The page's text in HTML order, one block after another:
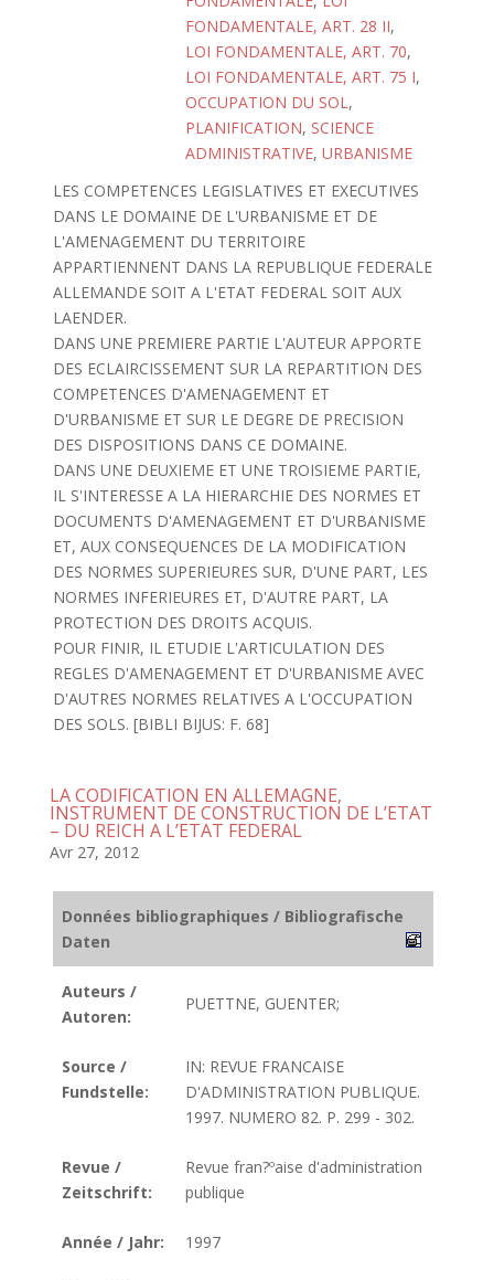
FONDAMENTALE, ART. 28 II,
LOI FONDAMENTALE, ART. 70,
LOI FONDAMENTALE, ART. 75 I,
OCCUPATION DU SOL,
PLANIFICATION, SCIENCE
ADMINISTRATIVE, URBANISME
LES COMPETENCES LEGISLATIVES ET EXECUTIVES
DANS LE DOMAINE DE L'URBANISME ET DE
L'AMENAGEMENT DU TERRITOIRE
APPARTIENNENT DANS LA REPUBLIQUE FEDERALE
ALLEMANDE SOIT A L'ETAT FEDERAL SOIT AUX
LAENDER.
DANS UNE PREMIERE PARTIE L'AUTEUR APPORTE
DES ECLAIRCISSEMENT SUR LA REPARTITION DES
COMPETENCES D'AMENAGEMENT ET
D'URBANISME ET SUR LE DEGRE DE PRECISION
DES DISPOSITIONS DANS CE DOMAINE.
DANS UNE DEUXIEME ET UNE TROISIEME PARTIE,
IL S'INTERESSE A LA HIERARCHIE DES NORMES ET
DOCUMENTS D'AMENAGEMENT ET D'URBANISME
ET, AUX CONSEQUENCES DE LA MODIFICATION
DES NORMES SUPERIEURES SUR, D'UNE PART, LES
NORMES INFERIEURES ET, D'AUTRE PART, LA
PROTECTION DES DROITS ACQUIS.
POUR FINIR, IL ETUDIE L'ARTICULATION DES
REGLES D'AMENAGEMENT ET D'URBANISME AVEC
D'AUTRES NORMES RELATIVES A L'OCCUPATION
DES SOLS. [BIBLI BIJUS: F. 68]
LA CODIFICATION EN ALLEMAGNE,
INSTRUMENT DE CONSTRUCTION DE L’ETAT
– DU REICH A L’ETAT FEDERAL
Avr 27, 2012
Données bibliographiques / Bibliografische
Daten
Auteurs /
Autoren:
PUETTNE, GUENTER;
Source /
Fundstelle:
IN: REVUE FRANCAISE
D'ADMINISTRATION PUBLIQUE.
1997. NUMERO 82. P. 299 - 302.
Revue /
Zeitschrift:
Revue fran?ºaise d'administration
publique
Année / Jahr: 1997